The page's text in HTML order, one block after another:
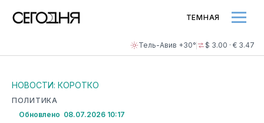
Тель-Авив +30° $ 3.00 · € 3.47
ТЕМНАЯ
НОВОСТИ: КОРОТКО
ПОЛИТИКА
Обновлено 08.07.2026 10:17